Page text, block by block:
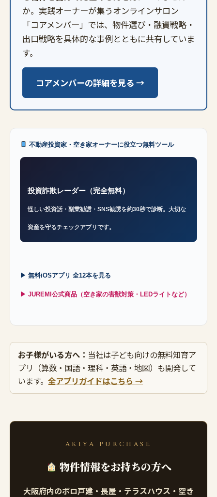
か。実践オーナーが集うオンラインサロン
「コアメンバー」では、物件選び・融資戦略・
出口戦略を具体的な事例とともに共有していま
す。
コアメンバーの詳細を見る →
不動産投資家・空き家オーナーに役立つ無料ツール
投資詐欺レーダー（完全無料）
怪しい投資話・副業勧誘・SNS勧誘を約30秒で診断。大切な
資産を守るチェックアプリです。
▶ 無料iOSアプリ 全12本を見る
▶ JUREMI公式商品（空き家の害獣対策・LEDライトなど）
お子様がいる方へ： 当社は子ども向けの無料知育ア
プリ（算数・国語・理科・英語・地図）も開発して
います。 全アプリガイドはこちら →
AKIYA PURCHASE
物件情報をお持ちの方へ
大阪府内のボロ戸建・長屋・テラスハウス・空き